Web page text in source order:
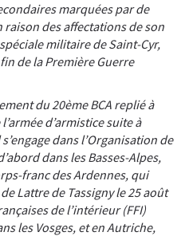
marquées par de
des affectations de son
militaire de Saint-Cyr,
de la Première Guerre
du 20ème BCA replié à
d’armistice suite à
dans l’Organisation de
dans les Basses-Alpes,
franc des Ardennes, qui
Lattre de Tassigny le 25 août
de l’intérieur (FFI)
les Vosges, et en Autriche,